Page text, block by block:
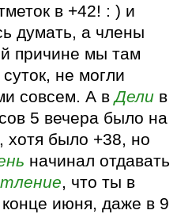
в +42! : ) и
думать, а члены
причине мы там
не могли
совсем. А вДели в
5 вечера было на
хотя было +38, но
начинал отдавать
, что ты в
июня, даже в 9